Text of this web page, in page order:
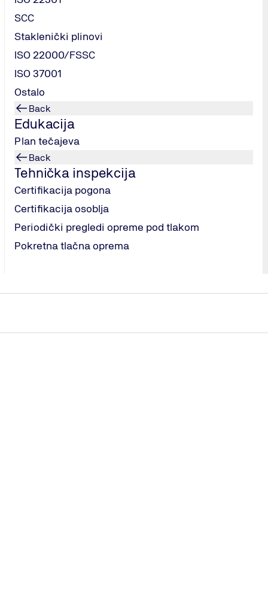
SCC
Staklenički plinovi
ISO 22000/FSSC
ISO 37001
Ostalo
Back
Edukacija
Plan tečajeva
Back
Tehnička inspekcija
Certifikacija pogona
Certifikacija osoblja
Periodički pregledi opreme pod tlakom
Pokretna tlačna oprema
Politici privatnosti.
Pošalji poruku